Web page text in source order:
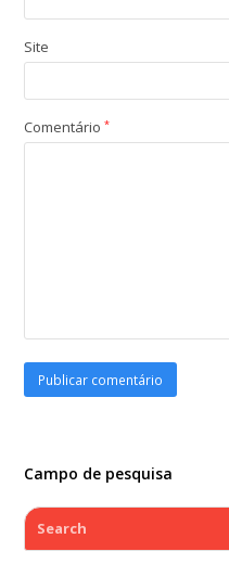
Site
Comentário*
Campo de pesquisa
Search